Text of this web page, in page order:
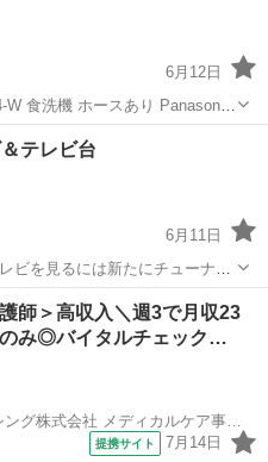
6月12日
機 ホースあり Panasonic
年使いまし
ている」表示にな...
電 食洗機
テレビ台
6月11日
容は型番をネットで調べてくだ
んが着払いでお願いします
50インチ
師＞高収入＼週3で月収23
み◎バイタルチェック…
日研トータルソーシング株式会社 メディカルケア事業部
提携サイト 7月14日